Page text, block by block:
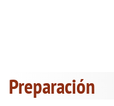
Preparación